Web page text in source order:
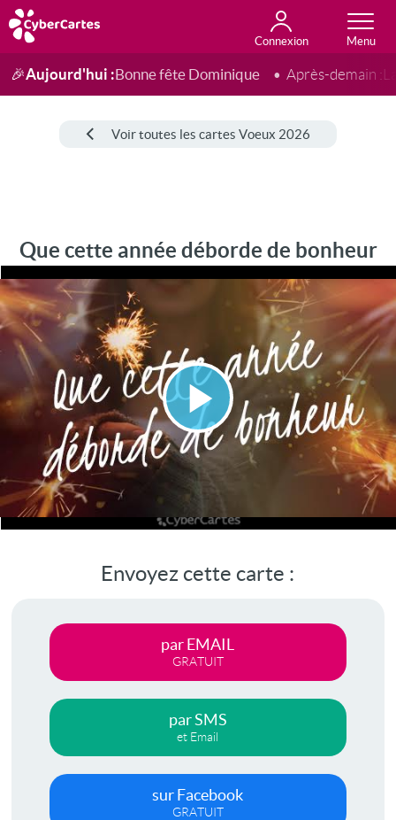
Connexion
Anniversaire
Fête du jour
Amour
Amitié
Merci
Toutes les cartes
🎉Aujourd'hui :Bonne fête Dominique Après-demain :
Voir toutes les cartes Voeux 2026
Que cette année déborde de bonheur
Lire
la
vidéo
Envoyez cette carte :
par EMAIL
GRATUIT
par SMS
et Email
sur Facebook
GRATUIT